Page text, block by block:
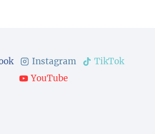
Instagram
TikTok
YouTube